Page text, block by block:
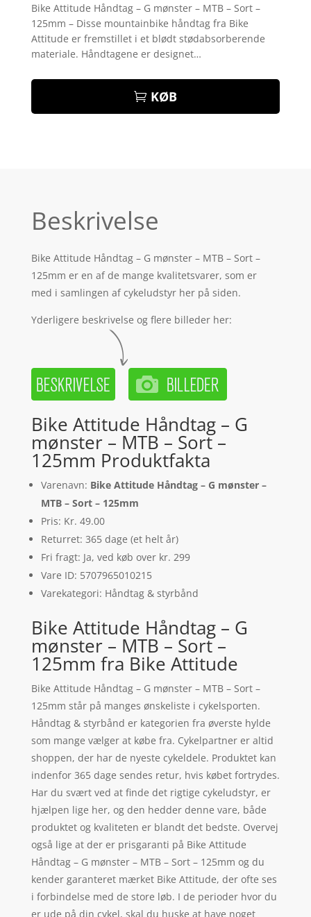
ud af 5
baseret på
kundebedøm
melser
Bike Attitude Håndtag – G mønster – MTB – Sort –
125mm – Disse mountainbike håndtag fra Bike
Attitude er fremstillet i et blødt stødabsorberende
materiale. Håndtagene er designet…
KØB
Beskrivelse
Bike Attitude Håndtag – G mønster – MTB – Sort –
125mm er en af de mange kvalitetsvarer, som er
med i samlingen af cykeludstyr her på siden.
Yderligere beskrivelse og flere billeder her:
Bike Attitude Håndtag – G
mønster – MTB – Sort –
125mm Produktfakta
Varenavn: Bike Attitude Håndtag – G mønster –
MTB – Sort – 125mm
Pris: Kr. 49.00
Returret: 365 dage (et helt år)
Fri fragt: Ja, ved køb over kr. 299
Vare ID: 5707965010215
Varekategori: Håndtag & styrbånd
Bike Attitude Håndtag – G
mønster – MTB – Sort –
125mm fra Bike Attitude
Bike Attitude Håndtag – G mønster – MTB – Sort –
125mm står på manges ønskeliste i cykelsporten.
Håndtag & styrbånd er kategorien fra øverste hylde
som mange vælger at købe fra. Cykelpartner er altid
shoppen, der har de nyeste cykeldele. Produktet kan
indenfor 365 dage sendes retur, hvis købet fortrydes.
Har du svært ved at finde det rigtige cykeludstyr, er
hjælpen lige her, og den hedder denne vare, både
produktet og kvaliteten er blandt det bedste. Overvej
også lige at der er prisgaranti på Bike Attitude
Håndtag – G mønster – MTB – Sort – 125mm og du
kender garanteret mærket Bike Attitude, der ofte ses
i forbindelse med de store løb. I de perioder hvor du
er ude på din cykel, skal du huske at have noget